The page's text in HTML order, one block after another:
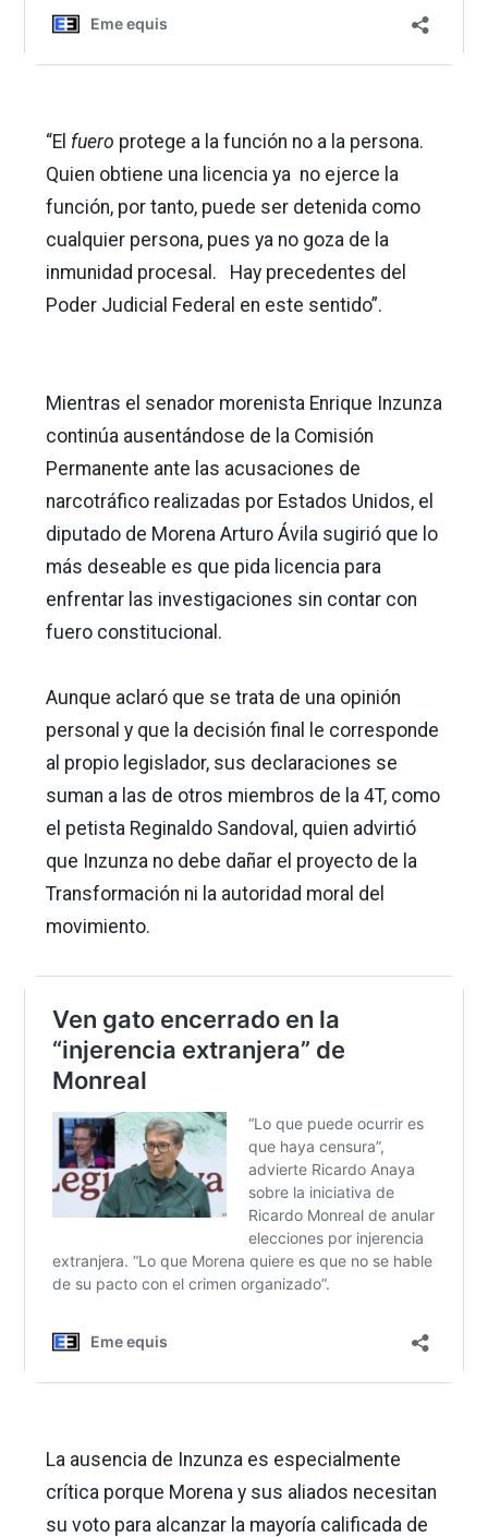
“El fuero protege a la función no a la persona.
Quien obtiene una licencia ya no ejerce la
función, por tanto, puede ser detenida como
cualquier persona, pues ya no goza de la
inmunidad procesal. Hay precedentes del
Poder Judicial Federal en este sentido”.
Mientras el senador morenista Enrique Inzunza
continúa ausentándose de la Comisión
Permanente ante las acusaciones de
narcotráfico realizadas por Estados Unidos, el
diputado de Morena Arturo Ávila sugirió que lo
más deseable es que pida licencia para
enfrentar las investigaciones sin contar con
fuero constitucional.
Aunque aclaró que se trata de una opinión
personal y que la decisión final le corresponde
al propio legislador, sus declaraciones se
suman a las de otros miembros de la 4T, como
el petista Reginaldo Sandoval, quien advirtió
que Inzunza no debe dañar el proyecto de la
Transformación ni la autoridad moral del
movimiento.
La ausencia de Inzunza es especialmente
crítica porque Morena y sus aliados necesitan
su voto para alcanzar la mayoría calificada de